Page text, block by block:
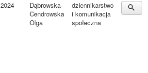
2024
Dąbrowska-
Cendrowska
Olga
dziennikarstwo
i komunikacja
społeczna